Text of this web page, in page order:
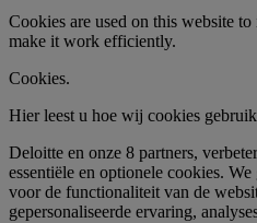
Cookies are used on this website
make it work efficiently.
Cookies.
Hier leest u hoe wij cookies
Deloitte en onze 8 partners,
essentiële en optionele cookies.
voor de functionaliteit van de
gepersonaliseerde ervaring,